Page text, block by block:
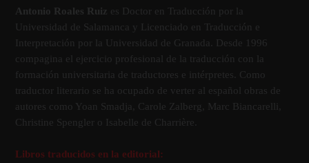
Antonio Roales Ruiz es Doctor en Traducción por la
Universidad de Salamanca y Licenciado en Traducción e
Interpretación por la Universidad de Granada. Desde 1996
compagina el ejercicio profesional de la traducción con la
formación universitaria de traductores e intérpretes. Como
traductor literario se ha ocupado de verter al español obras de
autores como Yoan Smadja, Carole Zalberg, Marc Biancarelli,
Christine Spengler o Isabelle de Charrière.
Libros traducidos en la editorial: